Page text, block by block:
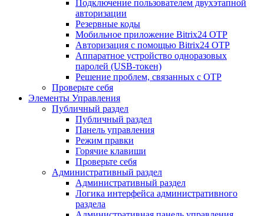
Подключение пользователем двухэтапной
авторизации
Резервные коды
Мобильное приложение Bitrix24 OTP
Авторизация с помощью Bitrix24 OTP
Аппаратное устройство одноразовых
паролей (USB-токен)
Решение проблем, связанных с OTP
Проверьте себя
Элементы Управления
Публичный раздел
Публичный раздел
Панель управления
Режим правки
Горячие клавиши
Проверьте себя
Административный раздел
Административный раздел
Логика интерфейса административного
раздела